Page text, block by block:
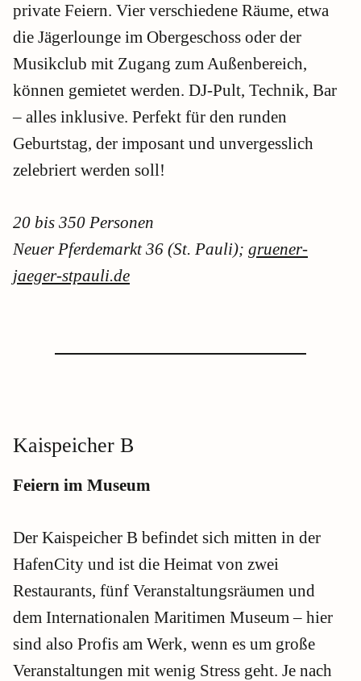
private Feiern. Vier verschiedene Räume, etwa
die Jägerlounge im Obergeschoss oder der
Musikclub mit Zugang zum Außenbereich,
können gemietet werden. DJ-Pult, Technik, Bar
– alles inklusive. Perfekt für den runden
Geburtstag, der imposant und unvergesslich
zelebriert werden soll!
20 bis 350 Personen
Neuer Pferdemarkt 36 (St. Pauli); gruener-
jaeger-stpauli.de
Kaispeicher B
Feiern im Museum
Der Kaispeicher B befindet sich mitten in der
HafenCity und ist die Heimat von zwei
Restaurants, fünf Veranstaltungsräumen und
dem Internationalen Maritimen Museum – hier
sind also Profis am Werk, wenn es um große
Veranstaltungen mit wenig Stress geht. Je nach